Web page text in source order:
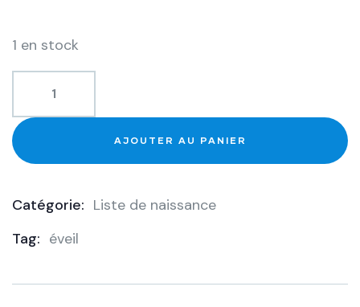
1 en stock
AJOUTER AU PANIER
Catégorie: Liste de naissance
Tag: éveil